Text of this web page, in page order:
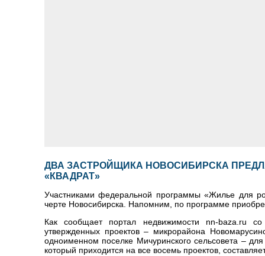
ДВА ЗАСТРОЙЩИКА НОВОСИБИРСКА
«КВАДРАТ»
Участниками федеральной программы «Жилье для
черте Новосибирска. Напомним, по программе
Как сообщает портал недвижимости nn-baza.ru
утвержденных проектов – микрорайона
одноименном поселке Мичуринского сельсовета –
который приходится на все восемь проектов,